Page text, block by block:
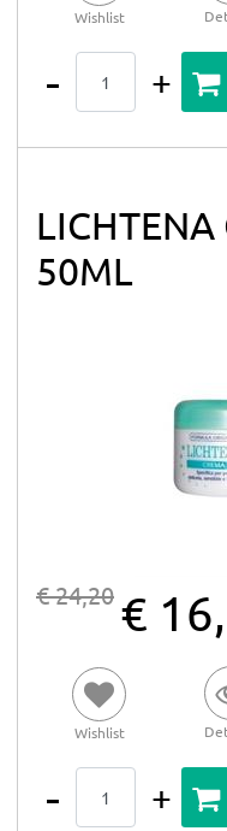
Wishlist
LICHTENA
50ML
€ 24,20 €
Wishlist